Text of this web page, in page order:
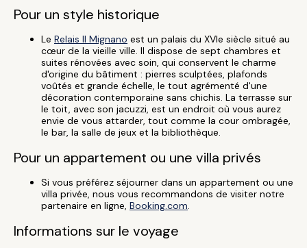
Pour un style historique
Le Relais Il Mignano est un palais du XVIe siècle situé au
cœur de la vieille ville. Il dispose de sept chambres et
suites rénovées avec soin, qui conservent le charme
d'origine du bâtiment : pierres sculptées, plafonds
voûtés et grande échelle, le tout agrémenté d'une
décoration contemporaine sans chichis. La terrasse sur
le toit, avec son jacuzzi, est un endroit où vous aurez
envie de vous attarder, tout comme la cour ombragée,
le bar, la salle de jeux et la bibliothèque.
Pour un appartement ou une villa privés
Si vous préférez séjourner dans un appartement ou une
villa privée, nous vous recommandons de visiter notre
partenaire en ligne, Booking.com.
Informations sur le voyage